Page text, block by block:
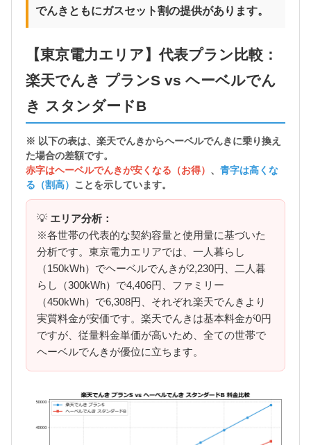
でんきともにガスセット割の提供があります。
【東京電力エリア】代表プラン比較：
楽天でんき プランS vs ヘーベルでん
き スタンダードB
※ 以下の表は、楽天でんきからヘーベルでんきに乗り換え
た場合の差額です。
赤字はヘーベルでんきが安くなる（お得） 、 青字は高くな
る（割高） ことを示しています。
💡 エリア分析：
※各世帯の代表的な契約容量と使用量に基づいた
分析です。東京電力エリアでは、一人暮らし
（150kWh）でヘーベルでんきが2,230円、二人暮
らし（300kWh）で4,406円、ファミリー
（450kWh）で6,308円、それぞれ楽天でんきより
実質料金が安価です。楽天でんきは基本料金が0円
ですが、従量料金単価が高いため、全ての世帯で
ヘーベルでんきが優位に立ちます。